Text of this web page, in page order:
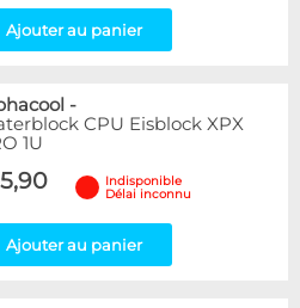
Ajouter au panier
-
CPU Eisblock XPX
1U
Indisponible
Délai inconnu
Ajouter au panier